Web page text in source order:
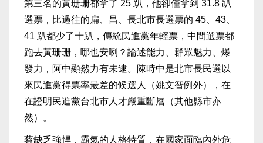
第三名的黃珊珊都拿了 25 趴，他卻僅拿到 31.8 趴
選票，比過往的扁、昌、長北市長選票的 45、43、
41 趴都少了十趴，傳統民進黨年輕票，中間選票都
跑去黃珊珊，哪也安咧？論述能力、群眾魅力、爆
發力，阿中顯然力有未逮。陳時中是北市長民選以
來民進黨得票率最差的候選人（姚文智例外），在
在證明民進黨台北市人才嚴重斷層（其他縣市亦
然）。
蔡缺乏強悍，霸氣的人格特質，在國家面臨內外危